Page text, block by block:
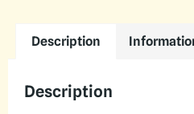
Description
Description